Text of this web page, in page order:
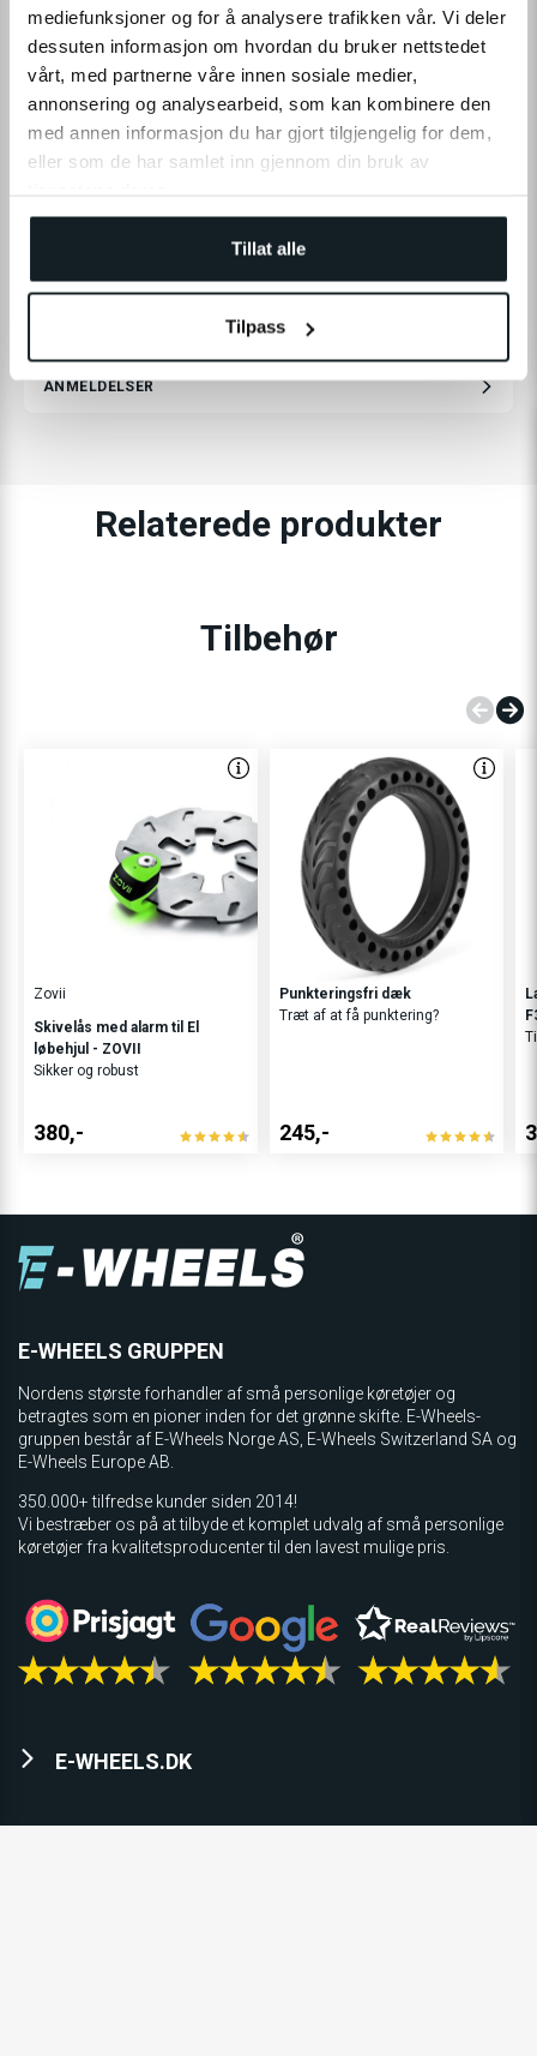
mediefunksjoner og for å analysere trafikken vår. Vi deler
dessuten informasjon om hvordan du bruker nettstedet
vårt, med partnerne våre innen sosiale medier,
annonsering og analysearbeid, som kan kombinere den
med annen informasjon du har gjort tilgjengelig for dem,
eller som de har samlet inn gjennom din bruk av
Tillat alle
Tilpass
ANMELDELSER
Relaterede produkter
Tilbehør
Zovii
Skivelås med alarm til El
løbehjul - ZOVII
Sikker og robust
380,-
Punkteringsfri dæk
Træt af at få punktering?
245,-
E-WHEELS GRUPPEN
Nordens største forhandler af små personlige køretøjer og
betragtes som en pioner inden for det grønne skifte. E-Wheels-
gruppen består af E-Wheels Norge AS, E­-Wheels Switzerland SA og
E-Wheels Europe AB.
350.000+ tilfredse kunder siden 2014!
Vi bestræber os på at tilbyde et komplet udvalg af små personlige
køretøjer fra kvalitetsproducenter til den lavest mulige pris.
E-WHEELS.DK